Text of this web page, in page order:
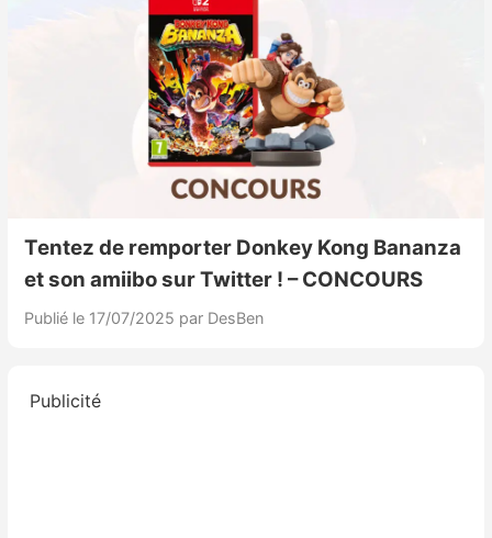
Tentez de remporter Donkey Kong Bananza
et son amiibo sur Twitter ! – CONCOURS
Publié le 17/07/2025 par DesBen
Publicité